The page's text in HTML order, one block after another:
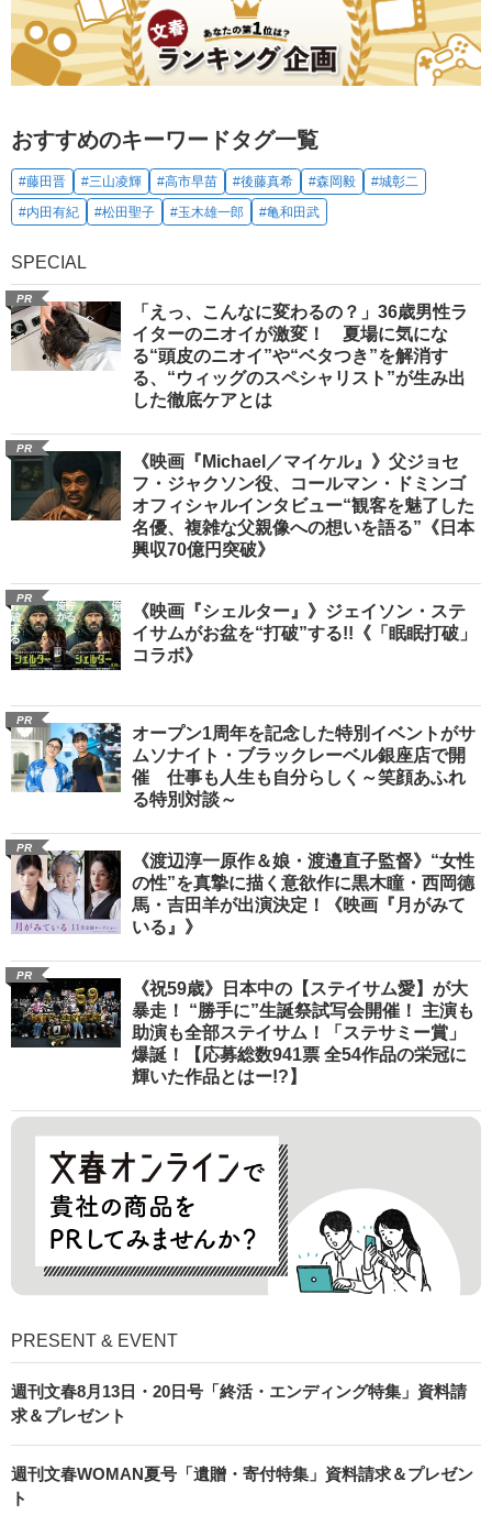
おすすめのキーワードタグ一覧
#藤田晋 #三山凌輝 #高市早苗 #後藤真希 #森岡毅
#城彰二
#内田有紀
#松田聖子 #玉木雄一郎 #亀和田武
SPECIAL
PR
「えっ、こんなに変わるの？」36歳男性ラ
イターのニオイが激変！ 夏場に気にな
る“頭皮のニオイ”や“ベタつき”を解消す
る、“ウィッグのスペシャリスト”が生み出
した徹底ケアとは
PR
《映画『Michael／マイケル』》父ジョセ
フ・ジャクソン役、コールマン・ドミンゴ
オフィシャルインタビュー“観客を魅了した
名優、複雑な父親像への想いを語る”《日本
興収70億円突破》
PR
《映画『シェルター』》ジェイソン・ステ
イサムがお盆を“打破”する!!《「眠眠打破」
コラボ》
PR
オープン1周年を記念した特別イベントがサ
ムソナイト・ブラックレーベル銀座店で開
催 仕事も人生も自分らしく～笑顔あふれ
る特別対談～
PR
《渡辺淳一原作＆娘・渡邉直子監督》“女性
の性”を真摯に描く意欲作に黒木瞳・西岡德
馬・吉田羊が出演決定！《映画『月がみて
いる』》
PR
《祝59歳》日本中の【ステイサム愛】が大
暴走！ “勝手に”生誕祭試写会開催！ 主演も
助演も全部ステイサム！「ステサミー賞」
爆誕！【応募総数941票 全54作品の栄冠に
輝いた作品とはー!?】
PRESENT & EVENT
週刊文春8月13日・20日号「終活・エンディング特集」資料請
求＆プレゼント
週刊文春WOMAN夏号「遺贈・寄付特集」資料請求＆プレゼン
ト